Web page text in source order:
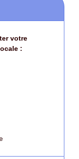
votre
: